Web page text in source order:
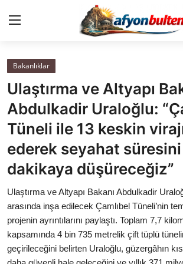
Anasayfa
Cumhurbaşkanlığı
Genel Merkez
Büyükşehir ve İller
Valilikler
Gallery
Bakanlıklar
Bakanlıklar
Ulaştırma ve Altyapı
Abdulkadir Uraloğlu:
Tüneli ile 13 keskin
ederek seyahat
dakikaya düşüreceğiz”
Ulaştırma ve Altyapı Bakanı Abdulkadir
arasında inşa edilecek Çamlıbel Tüneli’nin
projenin ayrıntılarını paylaştı. Toplam 7,7
kapsamında 4 bin 735 metrelik çift tüplü
geçirileceğini belirten Uraloğlu, güzergâhın